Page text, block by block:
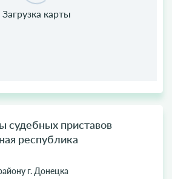
судебных приставов
республика
г. Донецка